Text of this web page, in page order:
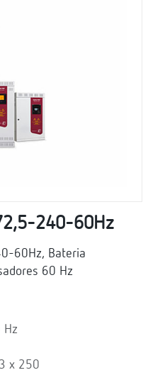
240-60Hz
60Hz, Bateria
60 Hz
Hz
x 250